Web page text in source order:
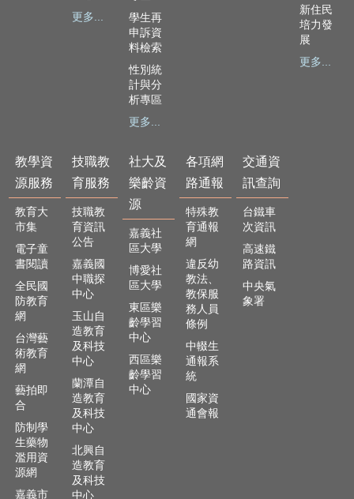
更多...
學生再
申訴資
料檢索
性別統
計與分
析專區
更多...
新住民
培力發
展
更多...
教學資
源服務
教育大
市集
電子童
書閱讀
全民國
防教育
網
台灣藝
術教育
網
藝拍即
合
防制學
生藥物
濫用資
源網
嘉義市
技職教
育服務
技職教
育資訊
公告
嘉義國
中職探
中心
玉山自
造教育
及科技
中心
蘭潭自
造教育
及科技
中心
北興自
造教育
及科技
中心
社大及
樂齡資
源
嘉義社
區大學
博愛社
區大學
東區樂
齡學習
中心
西區樂
齡學習
中心
各項網
路通報
特殊教
育通報
網
違反幼
教法、
教保服
務人員
條例
中輟生
通報系
統
國家資
通會報
交通資
訊查詢
台鐵車
次資訊
高速鐵
路資訊
中央氣
象署